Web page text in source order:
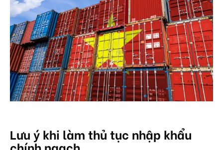
Lưu ý khi làm thủ tục nhập khẩu